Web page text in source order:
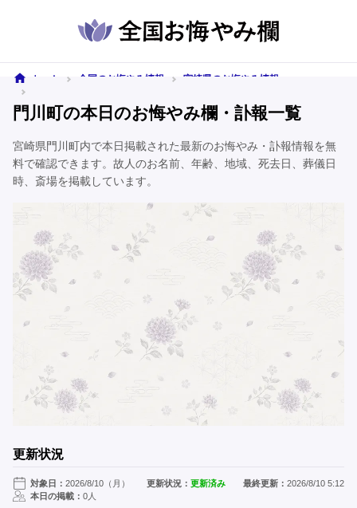
ホーム 全国のお悔やみ情報
宮崎県のお悔やみ情報
門川町の本日のお悔やみ欄・訃報一覧
宮崎県門川町内で本日掲載された最新のお悔やみ・訃報情報を無
料で確認できます。故人のお名前、年齢、地域、死去日、葬儀日
時、斎場を掲載しています。
更新状況
対象日： 2026/8/10（月） 更新状況：更新済み 最終更新： 2026/8/10 5:12
本日の掲載： 0人